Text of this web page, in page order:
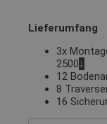
Lieferumfang
3x
2500↓
12
8
16